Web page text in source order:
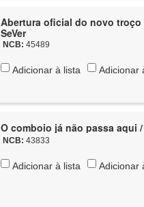
Abertura oficial do novo troço
SeVer
NCB:45489
Adicionar à lista Adicionar
O comboio já não passa aqui
NCB:43833
Adicionar à lista Adicionar